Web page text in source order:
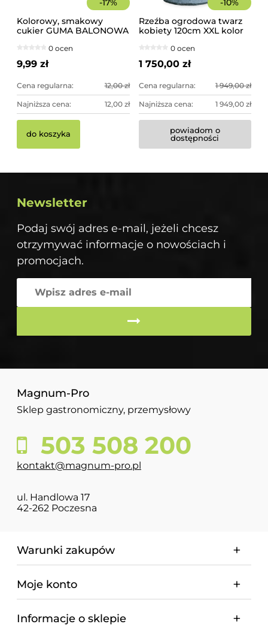
-17%
Kolorowy, smakowy
cukier GUMA BALONOWA
0 ocen
9,99 zł
Cena regularna: 12,00 zł
Najniższa cena: 12,00 zł
do koszyka
-10%
Rzeźba ogrodowa twarz
kobiety 120cm XXL kolor
- imponująca dekoracja
ogrodowa
0 ocen
1 750,00 zł
Cena regularna: 1 949,00 zł
Najniższa cena: 1 949,00 zł
powiadom o
dostępności
Newsletter
Podaj swój adres e-mail, jeżeli chcesz
otrzymywać informacje o nowościach i
promocjach.
Magnum-Pro
Sklep gastronomiczny, przemysłowy
503 508 200
kontakt@magnum-pro.pl
ul. Handlowa 17
42-262 Poczesna
Warunki zakupów
Moje konto
Informacje o sklepie